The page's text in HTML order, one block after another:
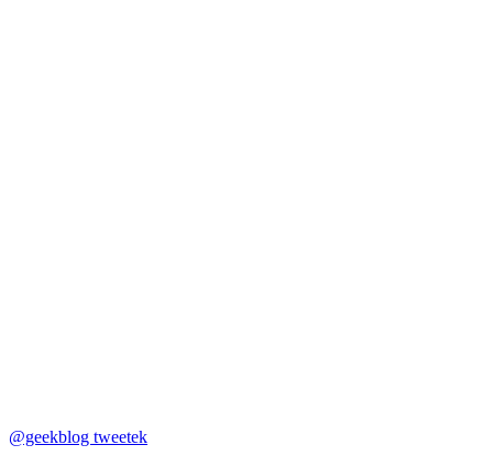
@geekblog tweetek